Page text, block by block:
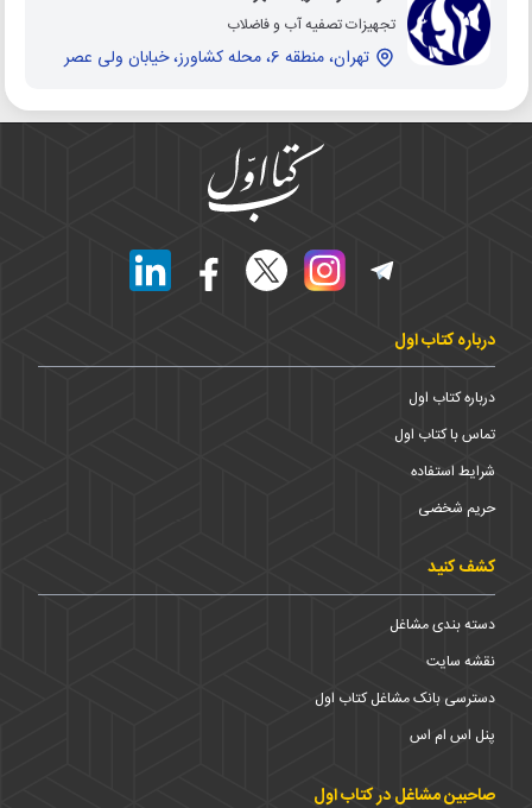
تجهیزات تصفیه آب و فاضلاب
تهران، منطقه 6، محله کشاورز، خیابان ولی عصر
درباره کتاب اول
درباره کتاب اول
تماس با کتاب اول
شرایط استفاده
حریم شخضی
کشف کنید
دسته بندی مشاغل
نقشه سایت
دسترسی بانک مشاغل کتاب اول
پنل اس ام اس
صاحبین مشاغل در کتاب اول